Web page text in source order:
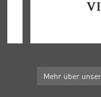
Mehr über